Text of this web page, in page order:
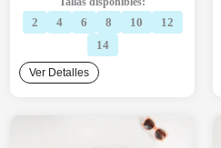
era:
S/24.90.
es:
S/19.90.
2 4 6 8 10
12
14
Ver Detalles